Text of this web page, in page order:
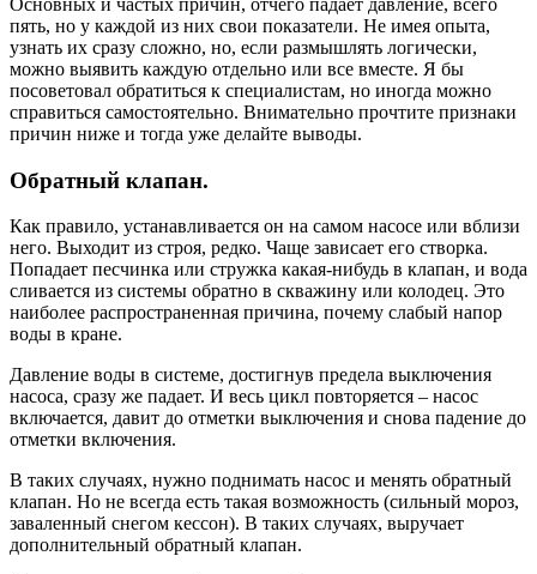
пять, но у каждой из них свои показатели. Не имея опыта,
узнать их сразу сложно, но, если размышлять логически,
можно выявить каждую отдельно или все вместе. Я бы
посоветовал обратиться к специалистам, но иногда можно
справиться самостоятельно. Внимательно прочтите признаки
причин ниже и тогда уже делайте выводы.
Обратный клапан.
Как правило, устанавливается он на самом насосе или вблизи
него. Выходит из строя, редко. Чаще зависает его створка.
Попадает песчинка или стружка какая-нибудь в клапан, и вода
сливается из системы обратно в скважину или колодец. Это
наиболее распространенная причина, почему слабый напор
воды в кране.
Давление воды в системе, достигнув предела выключения
насоса, сразу же падает. И весь цикл повторяется – насос
включается, давит до отметки выключения и снова падение до
отметки включения.
В таких случаях, нужно поднимать насос и менять обратный
клапан. Но не всегда есть такая возможность (сильный мороз,
заваленный снегом кессон). В таких случаях, выручает
дополнительный обратный клапан.